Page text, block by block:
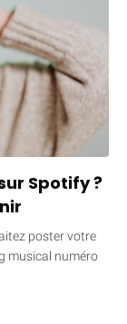
Spotify ?
poster votre
musical numéro